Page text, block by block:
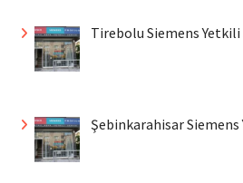
Tirebolu Siemens Yetkili
Şebinkarahisar Siemens